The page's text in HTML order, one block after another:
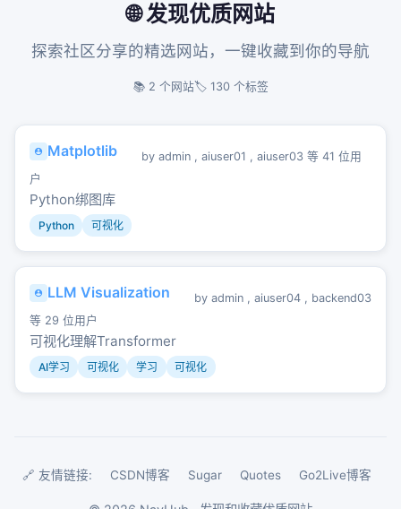
🌐 发现优质网站
探索社区分享的精选网站，一键收藏到你的导航
📚 2 个网站🏷️ 130 个标签
Matplotlib by admin , aiuser01 , aiuser03 等 41 位用
户
Python绑图库
Python 可视化
LLM Visualization by admin , aiuser04 , backend03
等 29 位用户
可视化理解Transformer
AI学习 可视化 学习 可视化
🔗 友情链接: CSDN博客 Sugar Quotes Go2Live博客